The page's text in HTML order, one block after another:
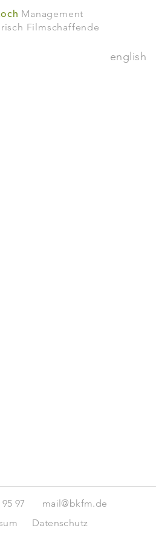
Management
Filmschaffende
english
97
mail@bkfm.de
Datenschutz